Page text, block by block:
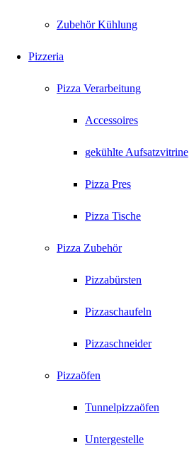
Zubehör Kühlung
Pizzeria
Pizza Verarbeitung
Accessoires
gekühlte Aufsatzvitrine
Pizza Pres
Pizza Tische
Pizza Zubehör
Pizzabürsten
Pizzaschaufeln
Pizzaschneider
Pizzaöfen
Tunnelpizzaöfen
Untergestelle